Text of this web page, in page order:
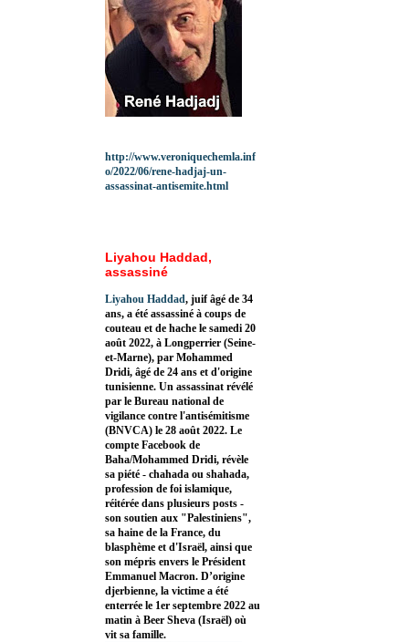
http://www.veroniquechemla.inf
o/2022/06/rene-hadjaj-un-
assassinat-antisemite.html
Liyahou Haddad,
assassiné
Liyahou Haddad, juif âgé de 34
ans, a été assassiné à coups de
couteau et de hache le samedi 20
août 2022, à Longperrier (Seine-
et-Marne), par Mohammed
Dridi, âgé de 24 ans et d'origine
tunisienne. Un assassinat révélé
par le Bureau national de
vigilance contre l'antisémitisme
(BNVCA) le 28 août 2022. Le
compte Facebook de
Baha/Mohammed Dridi, révèle
sa piété - chahada ou shahada,
profession de foi islamique,
réitérée dans plusieurs posts -
son soutien aux "Palestiniens",
sa haine de la France, du
blasphème et d'Israël, ainsi que
son mépris envers le Président
Emmanuel Macron. D’origine
djerbienne, la victime a été
enterrée le 1er septembre 2022 au
matin à Beer Sheva (Israël) où
vit sa famille.